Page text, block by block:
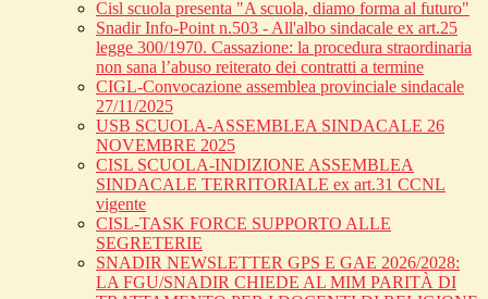
Cisl scuola presenta "A scuola, diamo forma al futuro"
Snadir Info-Point n.503 - All'albo sindacale ex art.25
legge 300/1970. Cassazione: la procedura straordinaria
non sana l’abuso reiterato dei contratti a termine
CIGL-Convocazione assemblea provinciale sindacale
27/11/2025
USB SCUOLA-ASSEMBLEA SINDACALE 26
NOVEMBRE 2025
CISL SCUOLA-INDIZIONE ASSEMBLEA
SINDACALE TERRITORIALE ex art.31 CCNL
vigente
CISL-TASK FORCE SUPPORTO ALLE
SEGRETERIE
SNADIR NEWSLETTER GPS E GAE 2026/2028:
LA FGU/SNADIR CHIEDE AL MIM PARITÀ DI